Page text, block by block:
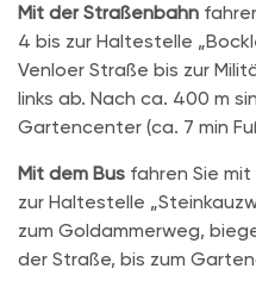
Mit der Straßenbahn
4 bis zur Haltestelle
Venloer Straße bis zur
links ab. Nach ca. 400 m
Gartencenter (ca. 7 min
Mit dem Bus fahren Sie mit
zur Haltestelle
zum Goldammerweg,
der Straße, bis zum